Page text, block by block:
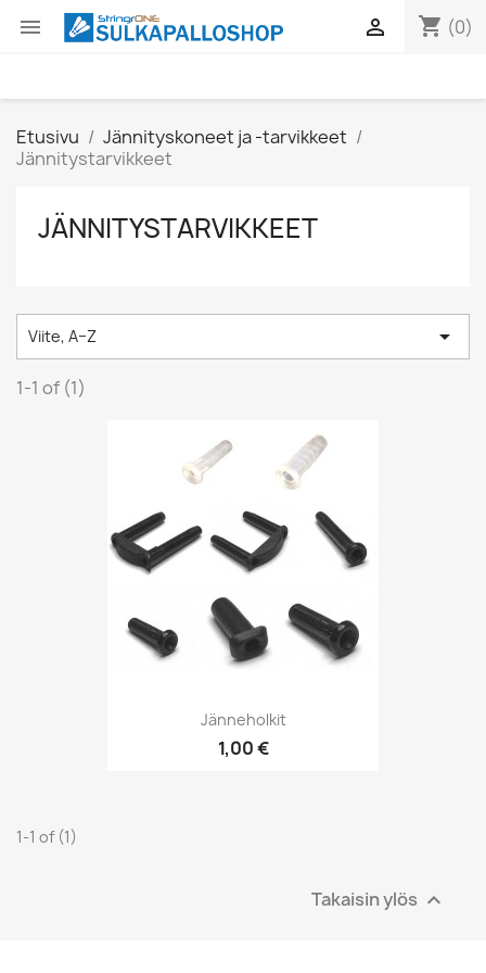
 shopping_cart (0)

Etusivu
Jännityskoneet ja -tarvikkeet
Jännitystarvikkeet
JÄNNITYSTARVIKKEET
Viite, A–Z 
1-1 of (1)
Jänneholkit
1,00 €
1-1 of (1)
Takaisin ylös 